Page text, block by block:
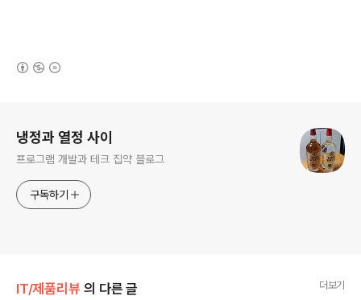
냉정과 열정 사이
프로그램 개발과 테크 집약 블로그
구독하기
IT/제품리뷰 의 다른 글 더보기